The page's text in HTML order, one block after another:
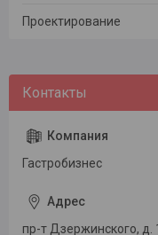
Проектирование
Гастробизнес
пр-т Дзержинского, д.